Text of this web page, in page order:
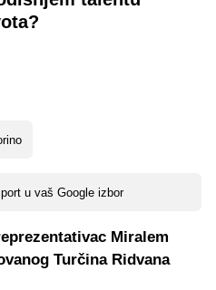
u vaš Google izbor
Miralem
Turčina Ridvana